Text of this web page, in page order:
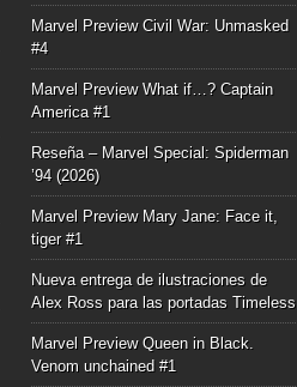
Marvel Preview Civil War: Unmasked
#4
Marvel Preview What if…? Captain
America #1
Reseña – Marvel Special: Spiderman
’94 (2026)
Marvel Preview Mary Jane: Face it,
tiger #1
Nueva entrega de ilustraciones de
Alex Ross para las portadas Timeless
Marvel Preview Queen in Black.
Venom unchained #1